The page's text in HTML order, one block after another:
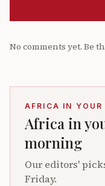
No comments yet. Be
AFRICA IN YOUR
Africa in
morning
Our editors'
Friday.